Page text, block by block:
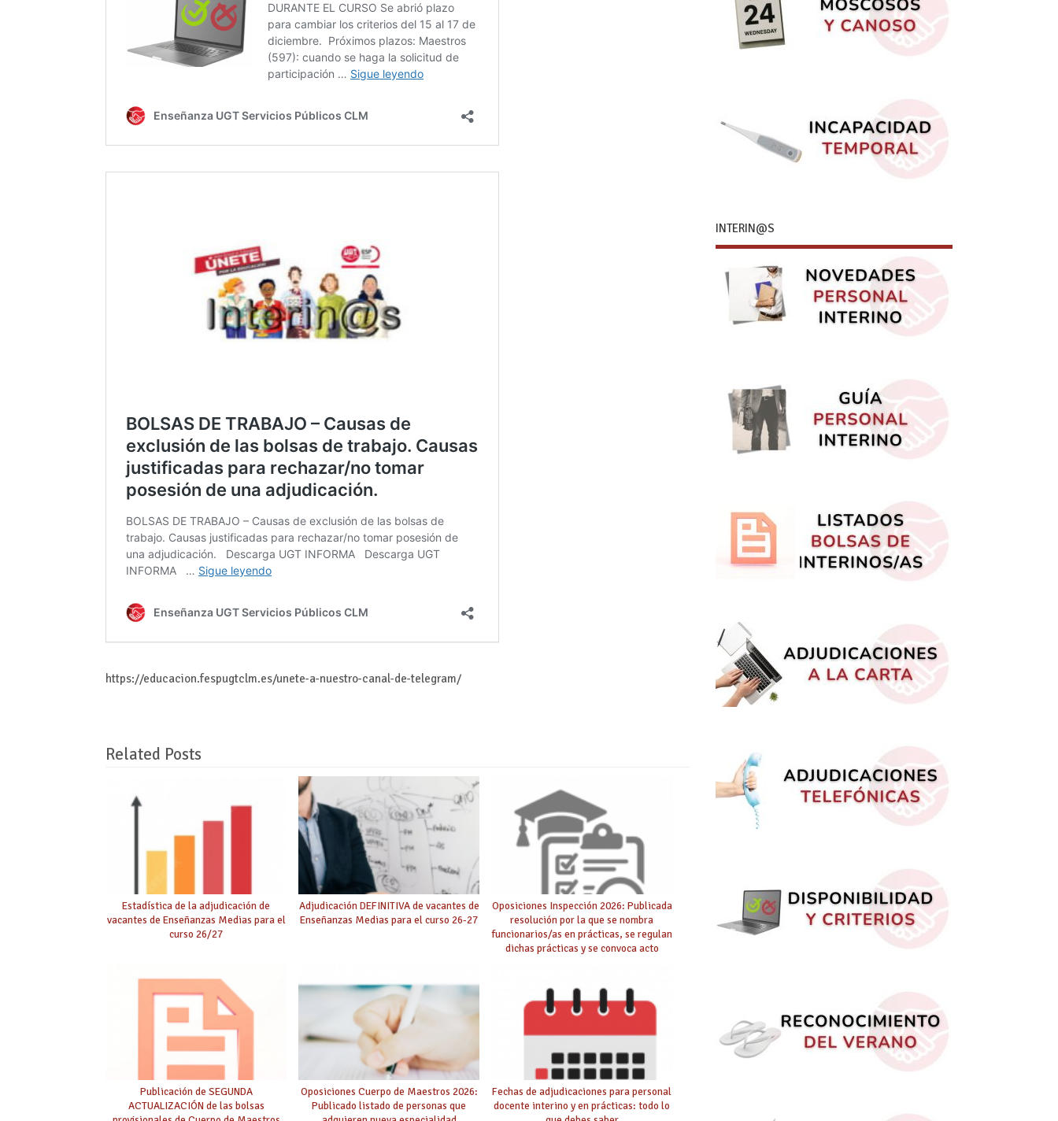
https://educacion.fespugtclm.es/unete-a-nuestro-canal-de-telegram/
Related Posts
Estadística de la adjudicación de
vacantes de Enseñanzas Medias para el
curso 26/27
Adjudicación DEFINITIVA de vacantes de
Enseñanzas Medias para el curso 26-27
Oposiciones Inspección 2026: Publicada
resolución por la que se nombra
funcionarios/as en prácticas, se regulan
dichas prácticas y se convoca acto
Publicación de SEGUNDA
ACTUALIZACIÓN de las bolsas
Oposiciones Cuerpo de Maestros 2026:
Publicado listado de personas que
Fechas de adjudicaciones para personal
docente interino y en prácticas: todo lo
INTERIN@S